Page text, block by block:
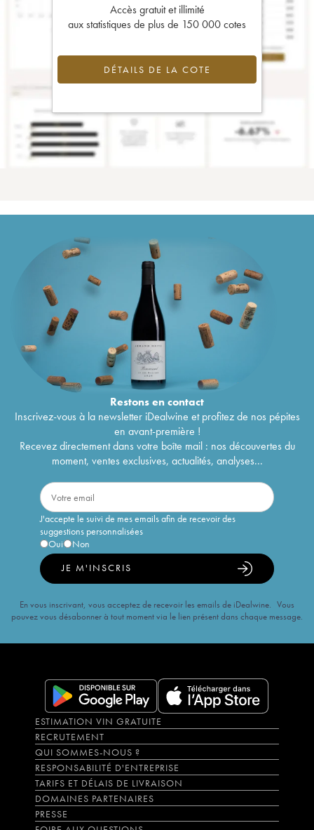
Accès gratuit et illimité
aux statistiques de plus de 150 000 cotes
DÉTAILS DE LA COTE
Restons encontact
Inscrivez-vous à la newsletter iDealwine et profitez de nos pépites
en avant-première !
Recevez directement dans votre boîte mail : nos découvertes du
moment, ventes exclusives, actualités, analyses...
J'accepte le suivi de mes emails afin de recevoir des
suggestions personnalisées
Oui
Non
JE M'INSCRIS
En vous inscrivant, vous acceptez de recevoir les emails de iDealwine. Vous
pouvez vous désabonner à tout moment via le lien présent dans chaque message.
ESTIMATION VIN GRATUITE
RECRUTEMENT
QUI SOMMES-NOUS ?
RESPONSABILITÉ D'ENTREPRISE
TARIFS ET DÉLAIS DE LIVRAISON
DOMAINES PARTENAIRES
PRESSE